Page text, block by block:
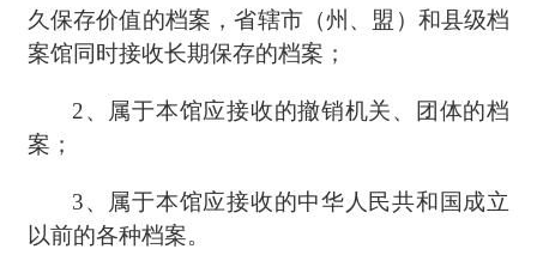
久保存价值的档案，省辖市（州、盟）和县级档
案馆同时接收长期保存的档案；
2、
属于本馆应接收的撤销机关、团体的档
案；
3、
属于本馆应接收的中华人民共和国成立
以前的各种档案。